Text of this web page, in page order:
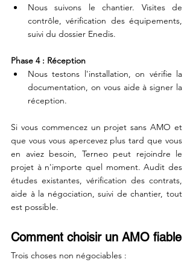
Nous suivons le chantier. Visites de
contrôle, vérification des équipements,
suivi du dossier Enedis.
Phase 4 : Réception
Nous testons l'installation, on vérifie la
documentation, on vous aide à signer la
réception.
Si vous commencez un projet sans AMO et
que vous vous apercevez plus tard que vous
en aviez besoin, Terneo peut rejoindre le
projet à n'importe quel moment. Audit des
études existantes, vérification des contrats,
aide à la négociation, suivi de chantier, tout
est possible.
Comment choisir un AMO fiable
Trois choses non négociables :